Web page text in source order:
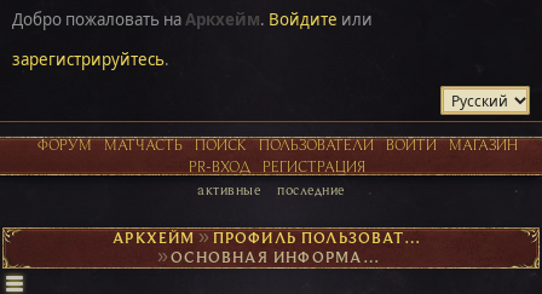
Добро пожаловать наАркхейм. Войдите или
зарегистрируйтесь.
ФОРУМ МАТЧАСТЬ ПОИСК ПОЛЬЗОВАТЕЛИ ВОЙТИ
МАГАЗИН
PR-ВХОД
РЕГИСТРАЦИЯ
активные последние
АРКХЕЙМ► ПРОФИЛЬ ПОЛЬЗОВАТЕЛЯ МАЛАХИЯ
► ОСНОВНАЯ ИНФОРМАЦИЯ